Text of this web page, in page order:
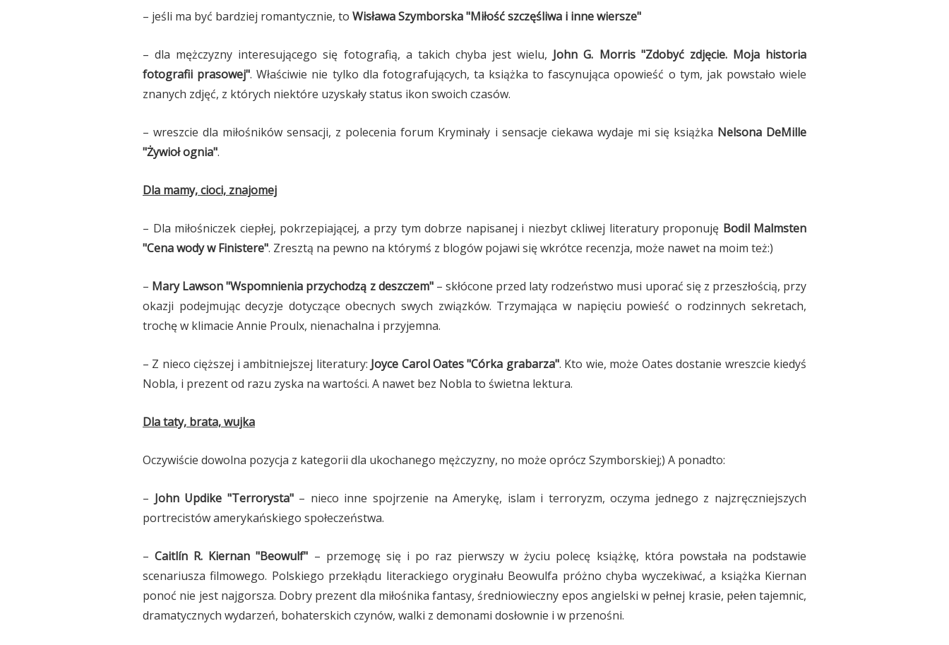
– jeśli ma być bardziej romantycznie, to Wisława Szymborska "Miłość szczęśliwa i inne wiersze"
– dla mężczyzny interesującego się fotografią, a takich chyba jest wielu, John G. Morris "Zdobyć zdjęcie. Moja historia
fotografii prasowej". Właściwie nie tylko dla fotografujących, ta książka to fascynująca opowieść o tym, jak powstało wiele
znanych zdjęć, z których niektóre uzyskały status ikon swoich czasów.
– wreszcie dla miłośników sensacji, z polecenia forum Kryminały i sensacje ciekawa wydaje mi się książka Nelsona DeMille
"Żywioł ognia".
Dla mamy, cioci, znajomej
– Dla miłośniczek ciepłej, pokrzepiającej, a przy tym dobrze napisanej i niezbyt ckliwej literatury proponuję Bodil Malmsten
"Cena wody w Finistere". Zresztą na pewno na którymś z blogów pojawi się wkrótce recenzja, może nawet na moim też:)
– Mary Lawson "Wspomnienia przychodzą z deszczem"– skłócone przed laty rodzeństwo musi uporać się z przeszłością, przy
okazji podejmując decyzje dotyczące obecnych swych związków. Trzymająca w napięciu powieść o rodzinnych sekretach,
trochę w klimacie Annie Proulx, nienachalna i przyjemna.
– Z nieco cięższej i ambitniejszej literatury: Joyce Carol Oates "Córka grabarza". Kto wie, może Oates dostanie wreszcie kiedyś
Nobla, i prezent od razu zyska na wartości. A nawet bez Nobla to świetna lektura.
Dla taty, brata, wujka
Oczywiście dowolna pozycja z kategorii dla ukochanego mężczyzny, no może oprócz Szymborskiej;) A ponadto:
– John Updike "Terrorysta"– nieco inne spojrzenie na Amerykę, islam i terroryzm, oczyma jednego z najzręczniejszych
portrecistów amerykańskiego społeczeństwa.
–Caitlín R. Kiernan "Beowulf" – przemogę się i po raz pierwszy w życiu polecę książkę, która powstała na podstawie
scenariusza filmowego. Polskiego przekłądu literackiego oryginału Beowulfa próżno chyba wyczekiwać, a książka Kiernan
ponoć nie jest najgorsza. Dobry prezent dla miłośnika fantasy, średniowieczny epos angielski w pełnej krasie, pełen tajemnic,
dramatycznych wydarzeń, bohaterskich czynów, walki z demonami dosłownie i w przenośni.